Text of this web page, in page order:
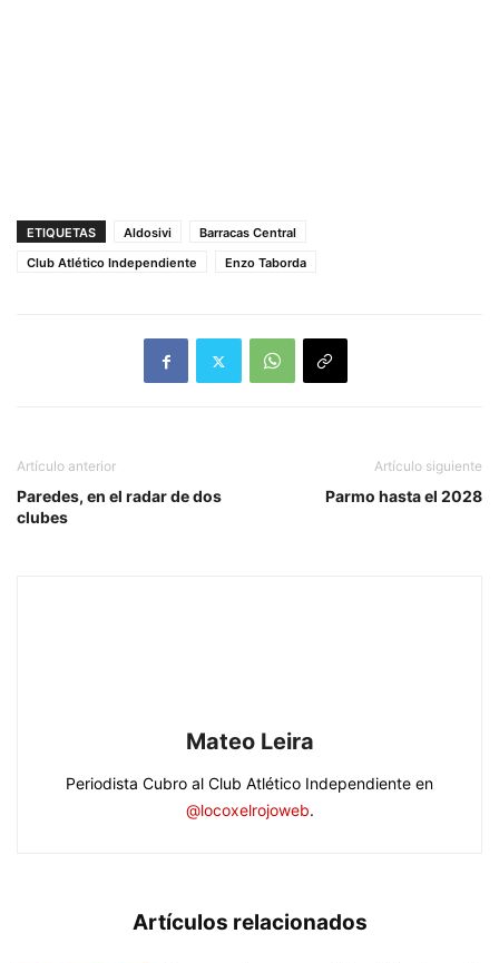
ETIQUETAS Aldosivi
Barracas Central
Club Atlético Independiente
Enzo Taborda
Artículo anterior
Paredes, en el radar de dos
clubes
Artículo siguiente
Parmo hasta el 2028
Mateo Leira
Periodista Cubro al Club Atlético Independiente en
@locoxelrojoweb.
Artículos relacionados